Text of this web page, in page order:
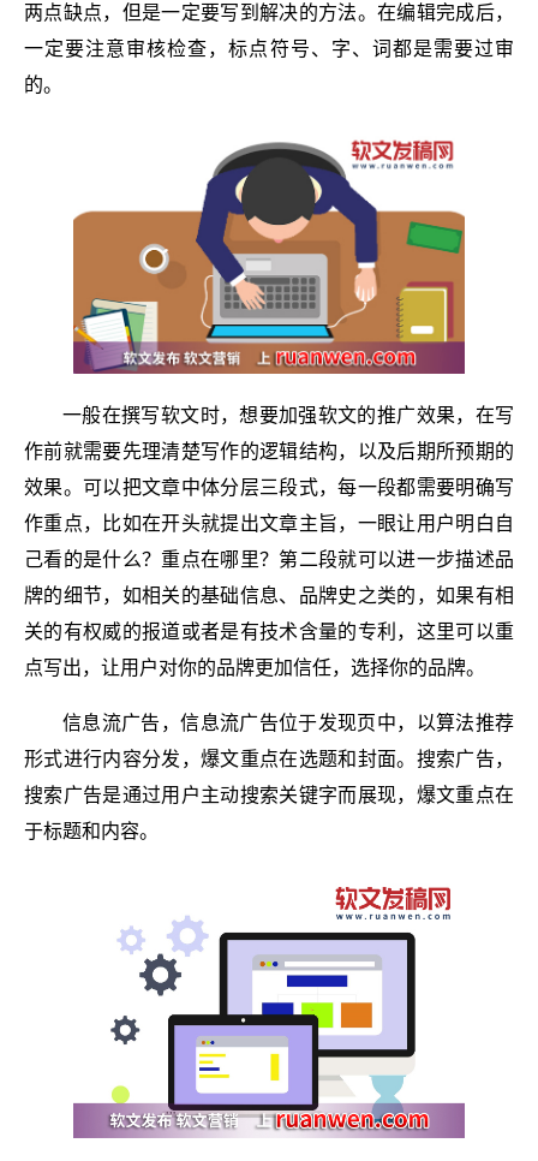
两点缺点，但是一定要写到解决的方法。在编辑完成后，
一定要注意审核检查，标点符号、字、词都是需要过审
的。
一般在撰写软文时，想要加强软文的推广效果，在写
作前就需要先理清楚写作的逻辑结构，以及后期所预期的
效果。可以把文章中体分层三段式，每一段都需要明确写
作重点，比如在开头就提出文章主旨，一眼让用户明白自
己看的是什么？重点在哪里？第二段就可以进一步描述品
牌的细节，如相关的基础信息、品牌史之类的，如果有相
关的有权威的报道或者是有技术含量的专利，这里可以重
点写出，让用户对你的品牌更加信任，选择你的品牌。
信息流广告，信息流广告位于发现页中，以算法推荐
形式进行内容分发，爆文重点在选题和封面。搜索广告，
搜索广告是通过用户主动搜索关键字而展现，爆文重点在
于标题和内容。